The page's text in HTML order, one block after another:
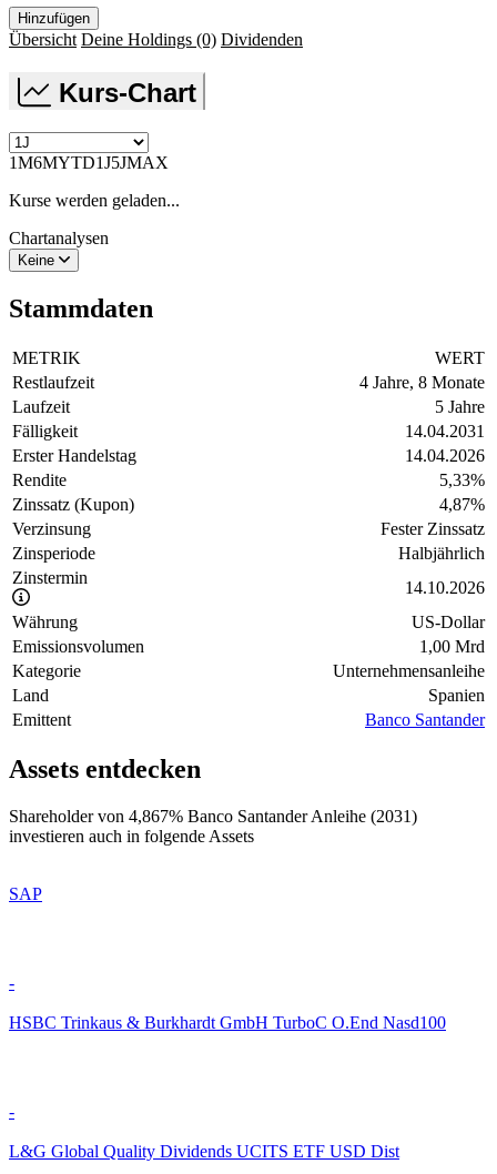
Hinzufügen
Übersicht Deine Holdings (0) Dividenden
Kurs-Chart
1M6MYTD1J5JMAX
Kurse werden geladen...
Chartanalysen
Keine
Stammdaten
METRIK
WERT
Restlaufzeit
4 Jahre, 8 Monate
Laufzeit
5 Jahre
Fälligkeit
14.04.2031
Erster Handelstag
14.04.2026
Rendite
5,33%
Zinssatz (Kupon)
4,87%
Verzinsung
Fester Zinssatz
Zinsperiode
Halbjährlich
Zinstermin
14.10.2026
Währung
US-Dollar
Emissionsvolumen
1,00 Mrd
Kategorie
Unternehmensanleihe
Land
Spanien
Emittent
Banco Santander
Assets entdecken
Shareholder von 4,867% Banco Santander Anleihe (2031)
investieren auch in folgende Assets
SAP
-
HSBC Trinkaus & Burkhardt GmbH TurboC O.End Nasd100
-
L&G Global Quality Dividends UCITS ETF USD Dist